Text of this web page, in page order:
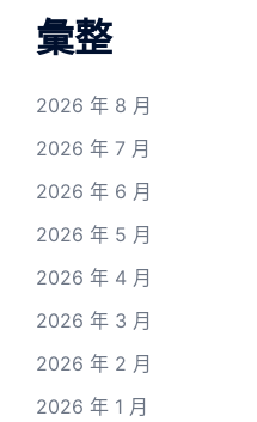
彙整
2026 年 8 月
2026 年 7 月
2026 年 6 月
2026 年 5 月
2026 年 4 月
2026 年 3 月
2026 年 2 月
2026 年 1 月